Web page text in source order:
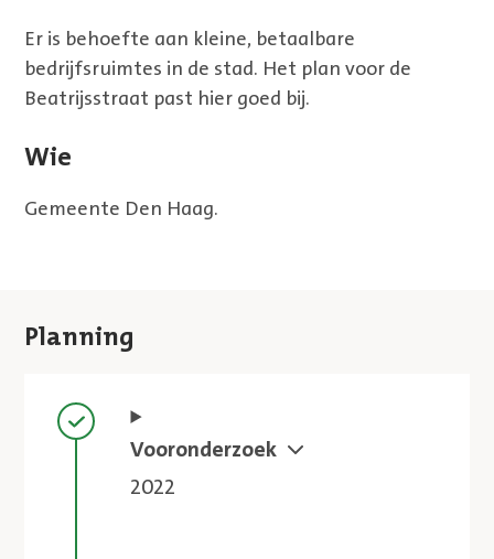
Er is behoefte aan kleine, betaalbare
bedrijfsruimtes in de stad. Het plan voor de
Beatrijsstraat past hier goed bij.
Wie
Gemeente Den Haag.
Planning
Stap voltooid
Vooronderzoek
2022